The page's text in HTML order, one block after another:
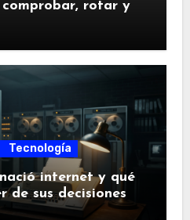
rotar y
Tecnología
internet y qué
de sus decisiones